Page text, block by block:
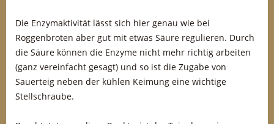
Die Enzymaktivität lässt sich hier genau wie bei
Roggenbroten aber gut mit etwas Säure regulieren. Durch
die Säure können die Enzyme nicht mehr richtig arbeiten
(ganz vereinfacht gesagt) und so ist die Zugabe von
Sauerteig neben der kühlen Keimung eine wichtige
Stellschraube.